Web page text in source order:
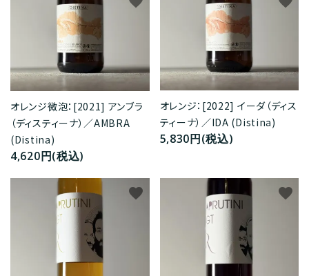
オレンジ微泡：[2021] アンブラ
（ディスティーナ）／AMBRA
(Distina)
4,620円(税込)
オレンジ：[2022] イーダ（ディス
ティーナ）／IDA (Distina)
5,830円(税込)
favorite favorite